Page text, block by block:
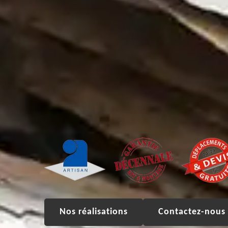
Nos réalisations Contactez-nous